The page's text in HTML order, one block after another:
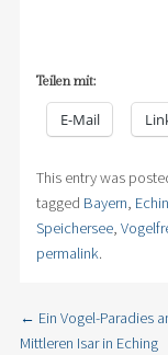
Teilen mit:
E-Mail
This entry was
tagged Bayern,
Speichersee,
permalink.
Post
← Ein Vogel-Paradies
Mittleren Isar in Eching